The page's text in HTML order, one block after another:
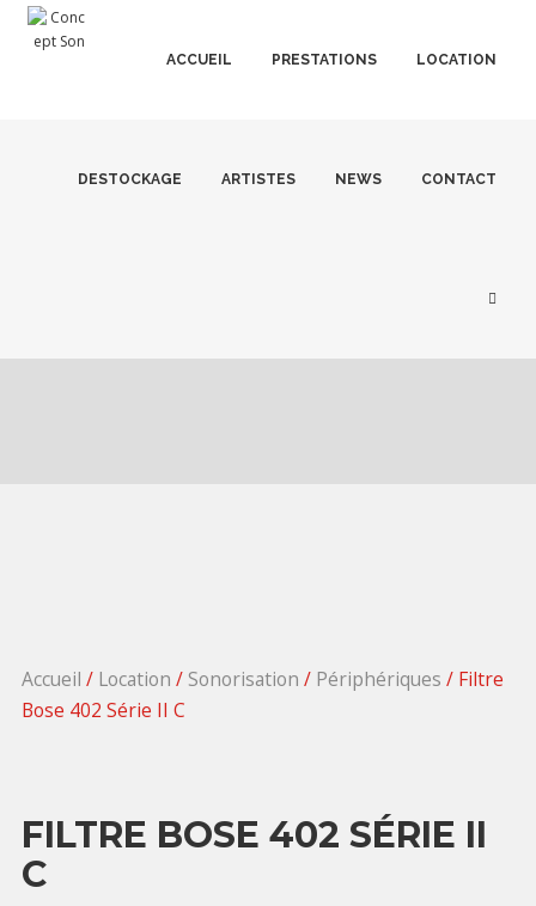
ACCUEIL PRESTATIONS LOCATION
DESTOCKAGE ARTISTES NEWS CONTACT
Accueil / Location / Sonorisation / Périphériques / Filtre
Bose 402 Série II C
FILTRE BOSE 402 SÉRIE II
C